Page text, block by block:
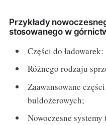
Przykłady
stosowanego w
Części do ładowarek:
Różnego rodzaju
Zaawansowane
buldożerowych;
Nowoczesne